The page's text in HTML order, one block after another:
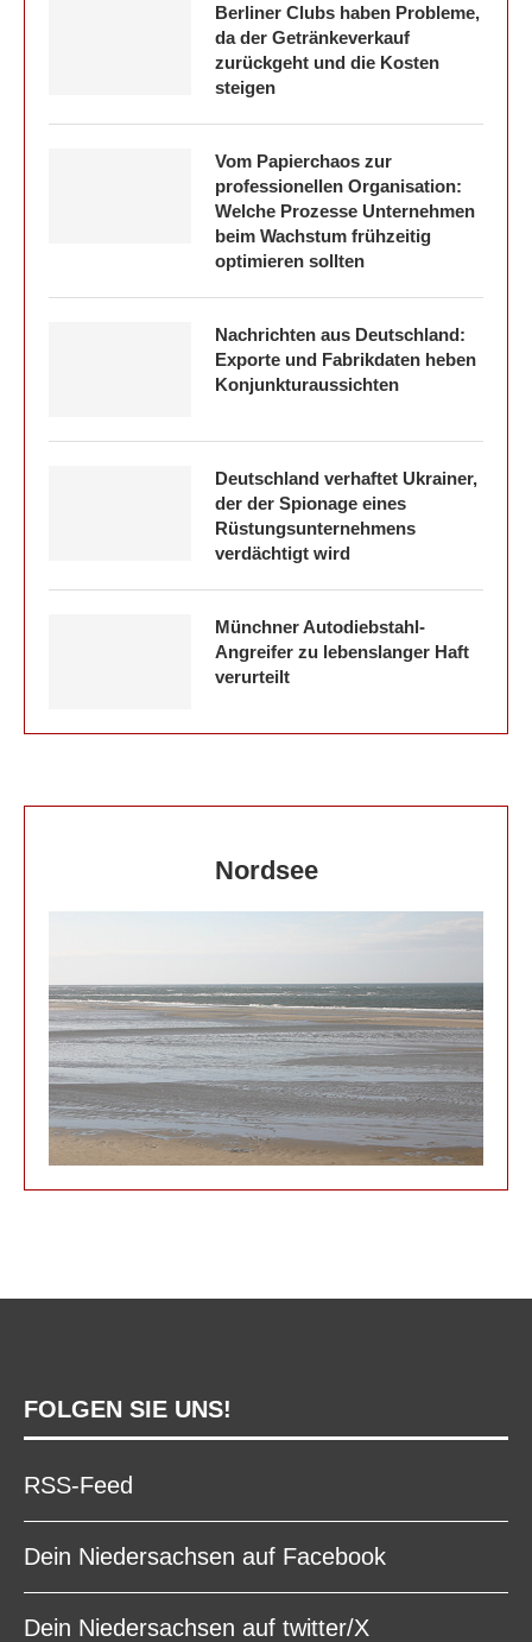
Berliner Clubs haben Probleme,
da der Getränkeverkauf
zurückgeht und die Kosten
steigen
Vom Papierchaos zur
professionellen Organisation:
Welche Prozesse Unternehmen
beim Wachstum frühzeitig
optimieren sollten
Nachrichten aus Deutschland:
Exporte und Fabrikdaten heben
Konjunkturaussichten
Deutschland verhaftet Ukrainer,
der der Spionage eines
Rüstungsunternehmens
verdächtigt wird
Münchner Autodiebstahl-
Angreifer zu lebenslanger Haft
verurteilt
Nordsee
FOLGEN SIE UNS!
RSS-Feed
Dein Niedersachsen auf Facebook
Dein Niedersachsen auf twitter/X